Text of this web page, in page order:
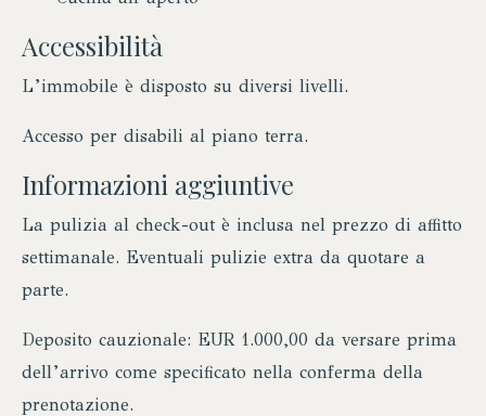
Accessibilità
L’immobile è disposto su diversi livelli.
Accesso per disabili al piano terra.
Informazioni aggiuntive
La pulizia al check-out è inclusa nel prezzo di affitto
settimanale. Eventuali pulizie extra da quotare a
parte.
Deposito cauzionale: EUR 1.000,00 da versare prima
dell’arrivo come specificato nella conferma della
prenotazione.